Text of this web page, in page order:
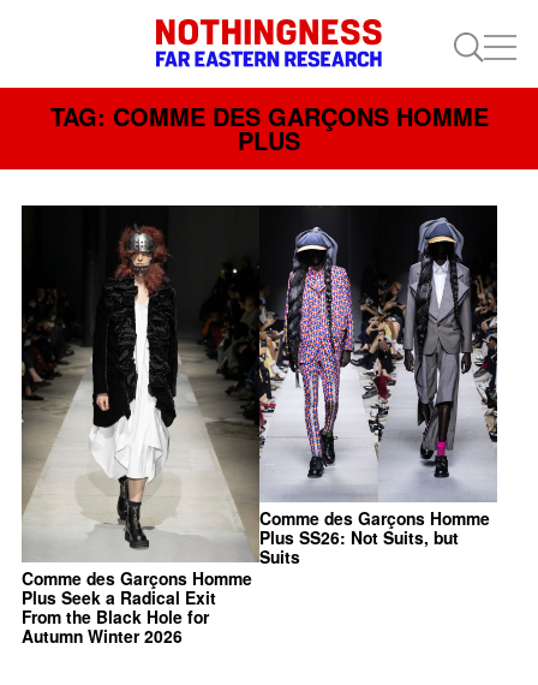
TAG: COMME DES GARÇONS HOMME
PLUS
Comme des Garçons Homme
Plus Seek a Radical Exit
From the Black Hole for
Autumn Winter 2026
Comme des Garçons Homme
Plus SS26: Not Suits, but
Suits